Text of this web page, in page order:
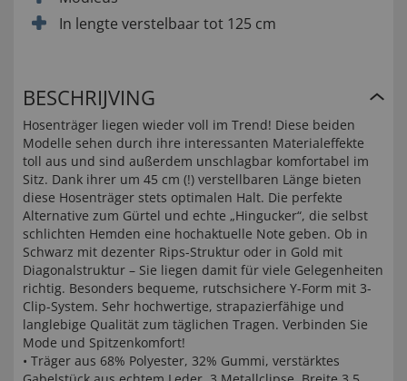
In lengte verstelbaar tot 125 cm
BESCHRIJVING
Hosenträger liegen wieder voll im Trend! Diese beiden
Modelle sehen durch ihre interessanten Materialeffekte
toll aus und sind außerdem unschlagbar komfortabel im
Sitz. Dank ihrer um 45 cm (!) verstellbaren Länge bieten
diese Hosenträger stets optimalen Halt. Die perfekte
Alternative zum Gürtel und echte „Hingucker“, die selbst
schlichten Hemden eine hochaktuelle Note geben. Ob in
Schwarz mit dezenter Rips-Struktur oder in Gold mit
Diagonalstruktur – Sie liegen damit für viele Gelegenheiten
richtig. Besonders bequeme, rutschsichere Y-Form mit 3-
Clip-System. Sehr hochwertige, strapazierfähige und
langlebige Qualität zum täglichen Tragen. Verbinden Sie
Mode und Spitzenkomfort!
• Träger aus 68% Polyester, 32% Gummi, verstärktes